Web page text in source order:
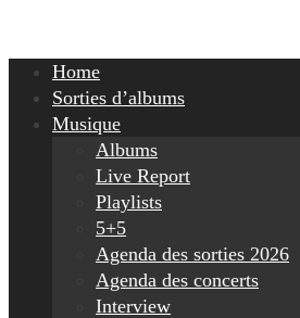
Home
Sorties d’albums
Musique
Albums
Live Report
Playlists
5+5
Agenda des sorties 2026
Agenda des concerts
Interview